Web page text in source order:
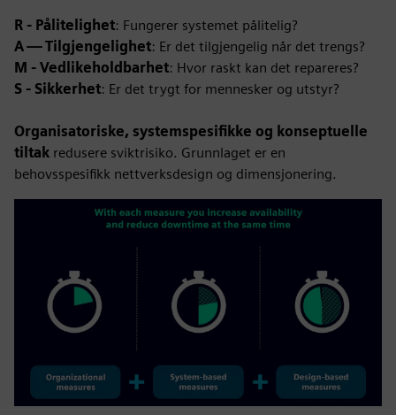
R - Pålitelighet: Fungerer systemet pålitelig?
A — Tilgjengelighet: Er det tilgjengelig når det trengs?
M - Vedlikeholdbarhet: Hvor raskt kan det repareres?
S - Sikkerhet: Er det trygt for mennesker og utstyr?
Organisatoriske, systemspesifikke og konseptuelle
tiltak redusere sviktrisiko. Grunnlaget er en
behovsspesifikk nettverksdesign og dimensjonering.